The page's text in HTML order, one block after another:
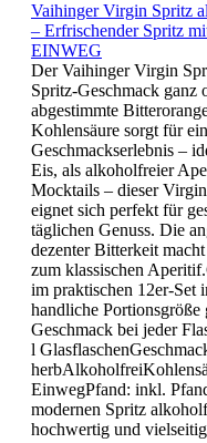
Vaihinger Virgin Spritz
– Erfrischender Spritz
EINWEG
Der Vaihinger Virgin
Spritz-Geschmack
abgestimmte
Kohlensäure sorgt für
Geschmackserlebnis –
Eis, als alkoholfreier
Mocktails – dieser
eignet sich perfekt für
täglichen Genuss. Die
dezenter Bitterkeit
zum klassischen
im praktischen 12er-Set
handliche Portionsgröße
Geschmack bei jeder
l
EinwegPfand: inkl.
modernen Spritz
hochwertig und vielseitig